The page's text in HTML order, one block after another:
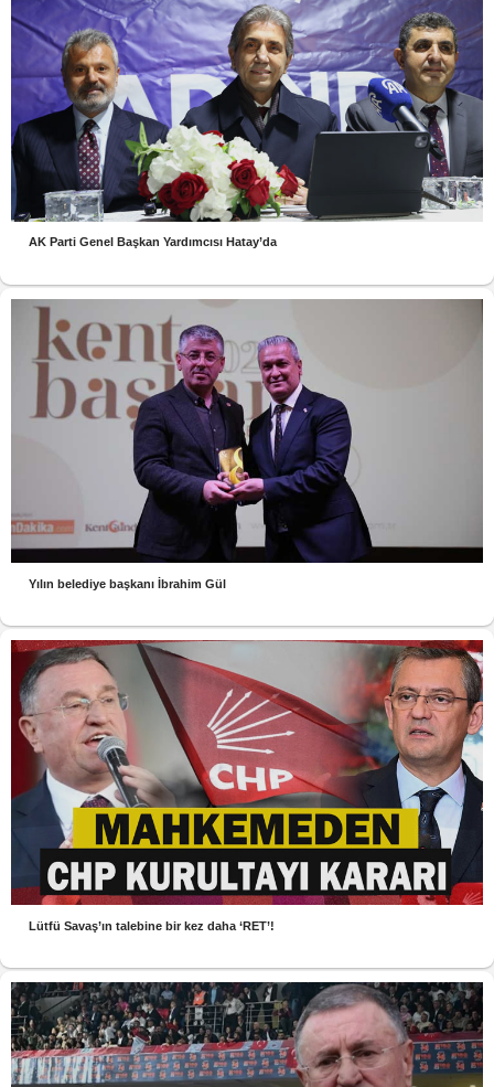
AK Parti Genel Başkan Yardımcısı Hatay’da
Yılın belediye başkanı İbrahim Gül
Lütfü Savaş’ın talebine bir kez daha ‘RET’!